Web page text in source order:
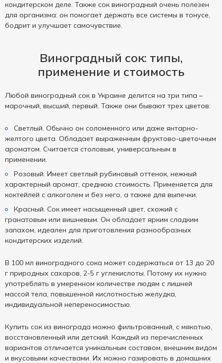
кондитерском деле. Также сок виноградный очень полезен
для организма: он помогает держать все системы в тонусе,
бодрит и улучшает самочувствие.
Виноградный сок: типы,
применение и стоимость
Любой виноградный сок в Украине делится на три типа –
марочный, высший, первый. Также они бывают трех цветов:
Светлый. Обычно он соломенного или даже янтарно-
желтого цвета. Обладает выраженным фруктово-цветочным
ароматом. Считается столовым, универсальным в
применении.
Розовый. Имеет светлый рубиновый оттенок, нежный
характерный аромат, среднюю стоимость. Применяется для
коктейлей с алкоголем и без него, а также для выпечки.
Красный. Сок имеет насыщенный цвет, схожий с
гранатовым или вишневым. Он обладает ярким сладким
запахом, идеален для приготовления разнообразных
кондитерских изделий.
В 100 мл виноградного сока может содержаться от 13 до 20
г природных сахаров, 2-5 г углекислоты. Потому их нужно
употреблять в умеренном количестве людям с лишней
массой тела, повышенной кислотностью желудка,
индивидуальной непереносимостью.
Купить сок из винограда можно фильтрованный, с мякотью,
восстановленный или детский. Каждый из перечисленных
вариантов отличается уникальным составом, внешним видом
и вкусовыми качествами. Их можно газировать в домашних